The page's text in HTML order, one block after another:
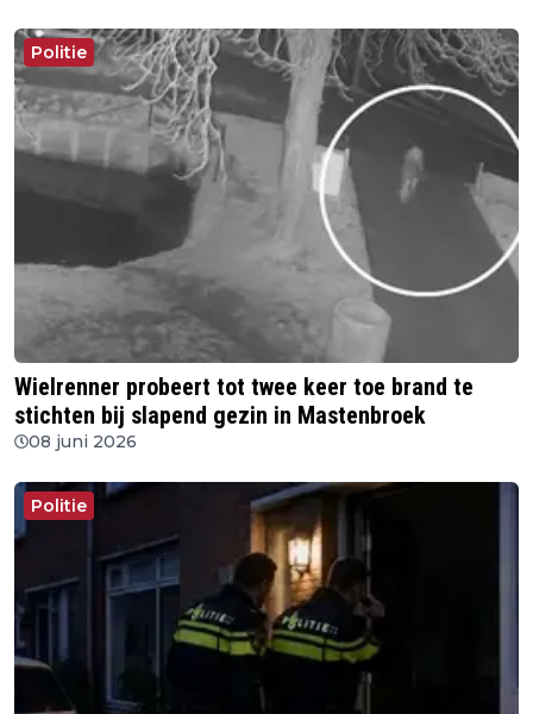
Politie
Wielrenner probeert tot twee keer toe brand te
stichten bij slapend gezin in Mastenbroek
08 juni 2026
Politie